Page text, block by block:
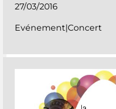
27/03/2016
Evénement|Concert